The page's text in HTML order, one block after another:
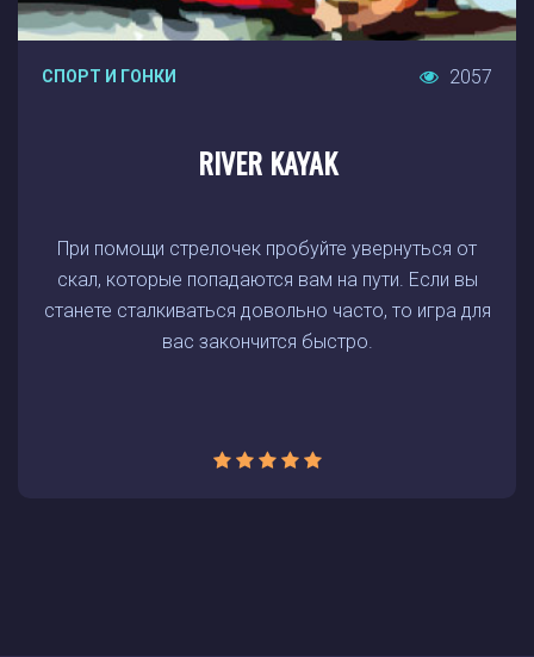
СПОРТ И ГОНКИ 2057
RIVER KAYAK
При помощи стрелочек пробуйте увернуться от
скал, которые попадаются вам на пути. Если вы
станете сталкиваться довольно часто, то игра для
вас закончится быстро.